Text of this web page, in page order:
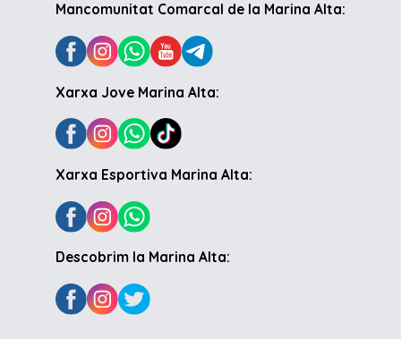
Mancomunitat Comarcal de la Marina Alta:
Xarxa Jove Marina Alta:
Xarxa Esportiva Marina Alta:
Descobrim la Marina Alta: